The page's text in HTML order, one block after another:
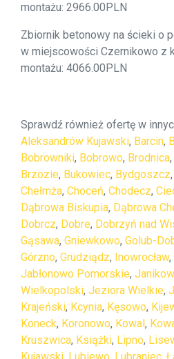
montażu: 2966.00PLN
Zbiornik betonowy na ścieki o
w miejscowości Czernikowo z
montażu: 4066.00PLN
Sprawdź również ofertę w
Aleksandrów Kujawski, Barcin,
Bobrowniki, Bobrowo, Brodnica,
Brzozie, Bukowiec, Bydgoszcz,
Chełmża, Choceń, Chodecz,
Dąbrowa Biskupia, Dąbrowa
Dobrcz, Dobre, Dobrzyń nad
Gąsawa, Gniewkowo, Golub-
Górzno, Grudziądz, Inowrocław,
Jabłonowo Pomorskie,
Wielkopolski, Jeziora Wielkie,
Krajeński, Kcynia, Kęsowo,
Koneck, Koronowo, Kowal,
Kruszwica, Książki, Lipno,